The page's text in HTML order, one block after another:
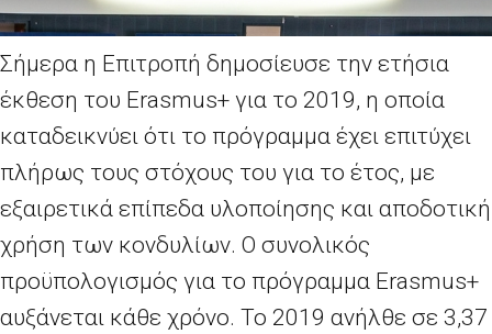
Σήμερα η Επιτροπή δημοσίευσε την ετήσια
έκθεση του Erasmus+ για το 2019, η οποία
καταδεικνύει ότι το πρόγραμμα έχει επιτύχει
πλήρως τους στόχους του για το έτος, με
εξαιρετικά επίπεδα υλοποίησης και αποδοτική
χρήση των κονδυλίων. Ο συνολικός
προϋπολογισμός για το πρόγραμμα Erasmus+
αυξάνεται κάθε χρόνο. Το 2019 ανήλθε σε 3,37